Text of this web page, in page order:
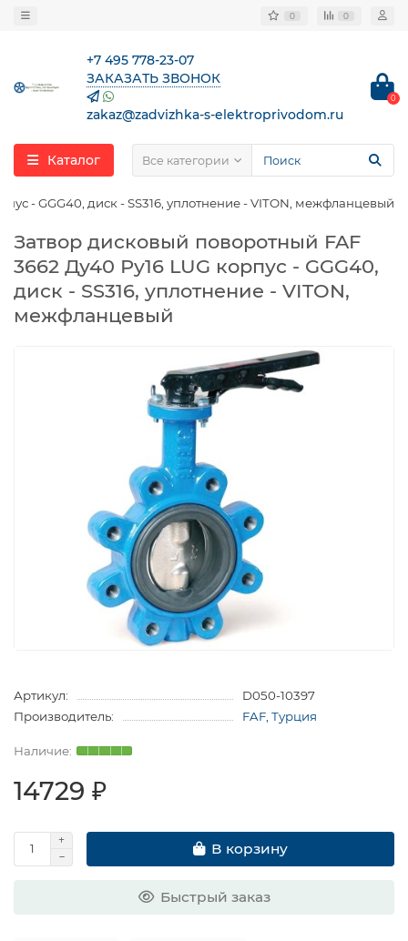
0 0
+7 495 778-23-07
ЗАКАЗАТЬ ЗВОНОК
zakaz@zadvizhka-s-elektroprivodom.ru
0
Каталог Все категории
- GGG40, диск - SS316, уплотнение - VITON, межфланцевый
Затвор дисковый поворотный FAF
3662 Ду40 Ру16 LUG корпус - GGG40,
диск - SS316, уплотнение - VITON,
межфланцевый
Артикул:
D050-10397
Производитель:
FAF, Турция
14729 ₽
В корзину
Быстрый заказ